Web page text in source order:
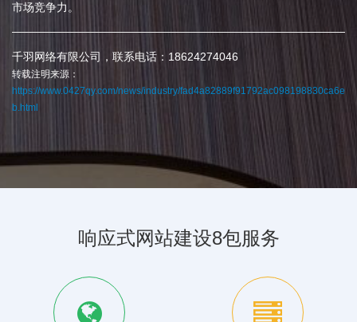
市场竞争力。
千羽网络有限公司，联系电话：18624274046
转载注明来源：
https://www.0427qy.com/news/industry/fad4a82889f91792ac098198830ca6e
b.html
响应式网站建设8包服务